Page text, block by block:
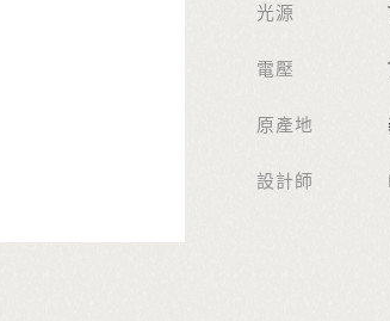
光源
電壓
原產地
設計師